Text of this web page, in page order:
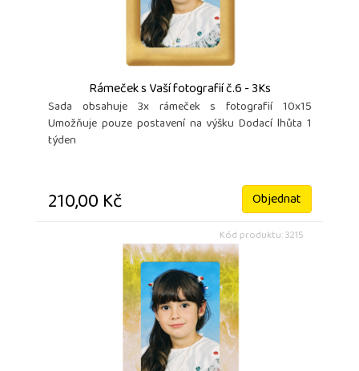
Rámeček s Vaší fotografií č.6 - 3Ks
Sada obsahuje 3x rámeček s fotografií 10x15
Umožňuje pouze postavení na výšku Dodací lhůta 1
týden
210,00 Kč Objednat
Kód produktu: 3215